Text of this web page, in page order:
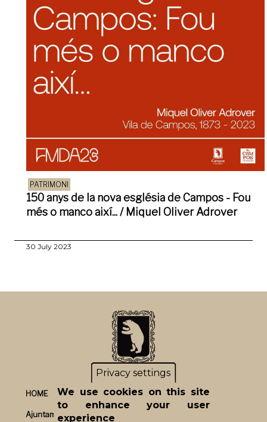
PATRIMONI
150 anys de la nova església de Campos - Fou
més o manco així... / Miquel Oliver Adrover
30 July 2023
HOME
Ajuntament
Privacy settings
We use cookies on this site
to enhance your user
experience